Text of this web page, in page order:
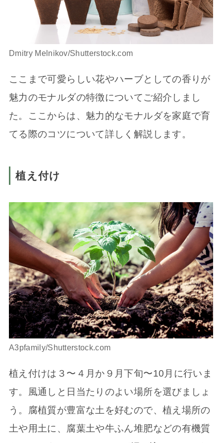
Dmitry Melnikov/Shutterstock.com
ここまで可愛らしい花やハーブとしての香りが
魅力のモナルダの特徴についてご紹介しまし
た。ここからは、魅力的なモナルダを家庭で育
てる際のコツについて詳しく解説します。
植え付け
A3pfamily/Shutterstock.com
植え付けは３〜４月か９月下旬〜10月に行いま
す。風通しと日当たりのよい場所を選びましょ
う。腐植質が豊富な土を好むので、植え場所の
土や用土に、腐葉土や牛ふん堆肥などの有機質